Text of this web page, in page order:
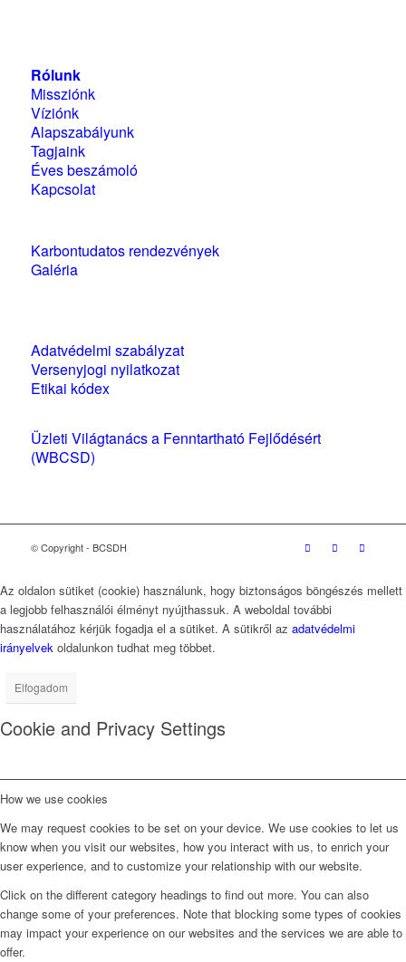
Rólunk
Missziónk
Víziónk
Alapszabályunk
Tagjaink
Éves beszámoló
Kapcsolat
Karbontudatos rendezvények
Galéria
Adatvédelmi szabályzat
Versenyjogi nyilatkozat
Etikai kódex
Üzleti Világtanács a Fenntartható Fejlődésért
(WBCSD)
© Copyright - BCSDH
Az oldalon sütiket (cookie) használunk, hogy biztonságos böngészés mellett
a legjobb felhasználói élményt nyújthassuk. A weboldal további
használatához kérjük fogadja el a sütiket. A sütikről az adatvédelmi
irányelvek oldalunkon tudhat meg többet.
Elfogadom
Cookie and Privacy Settings
How we use cookies
We may request cookies to be set on your device. We use cookies to let us
know when you visit our websites, how you interact with us, to enrich your
user experience, and to customize your relationship with our website.
Click on the different category headings to find out more. You can also
change some of your preferences. Note that blocking some types of cookies
may impact your experience on our websites and the services we are able to
offer.